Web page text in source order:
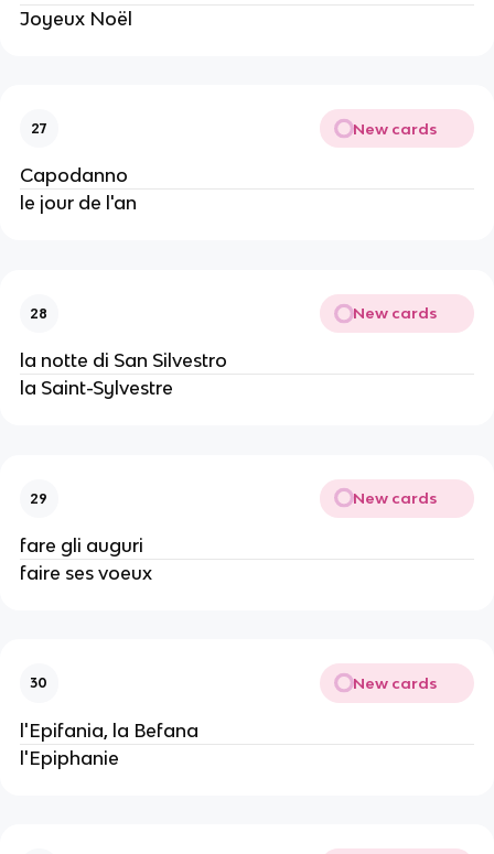
Joyeux Noël
27 New cards
Capodanno
le jour de l'an
28 New cards
la notte di San Silvestro
la Saint-Sylvestre
29 New cards
fare gli auguri
faire ses voeux
30 New cards
l'Epifania, la Befana
l'Epiphanie